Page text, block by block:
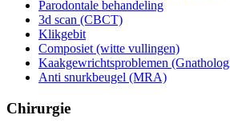
Parodontale behandeling
3d scan (CBCT)
Klikgebit
Composiet (witte vullingen)
Kaakgewrichtsproblemen
Anti snurkbeugel (MRA)
Chirurgie